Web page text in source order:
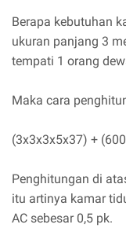
Berapa kebutuhan
ukuran panjang 3
tempati 1 orang
Maka cara
(3x3x3x5x37) +
Penghitungan di
itu artinya kamar
AC sebesar 0,5 pk.